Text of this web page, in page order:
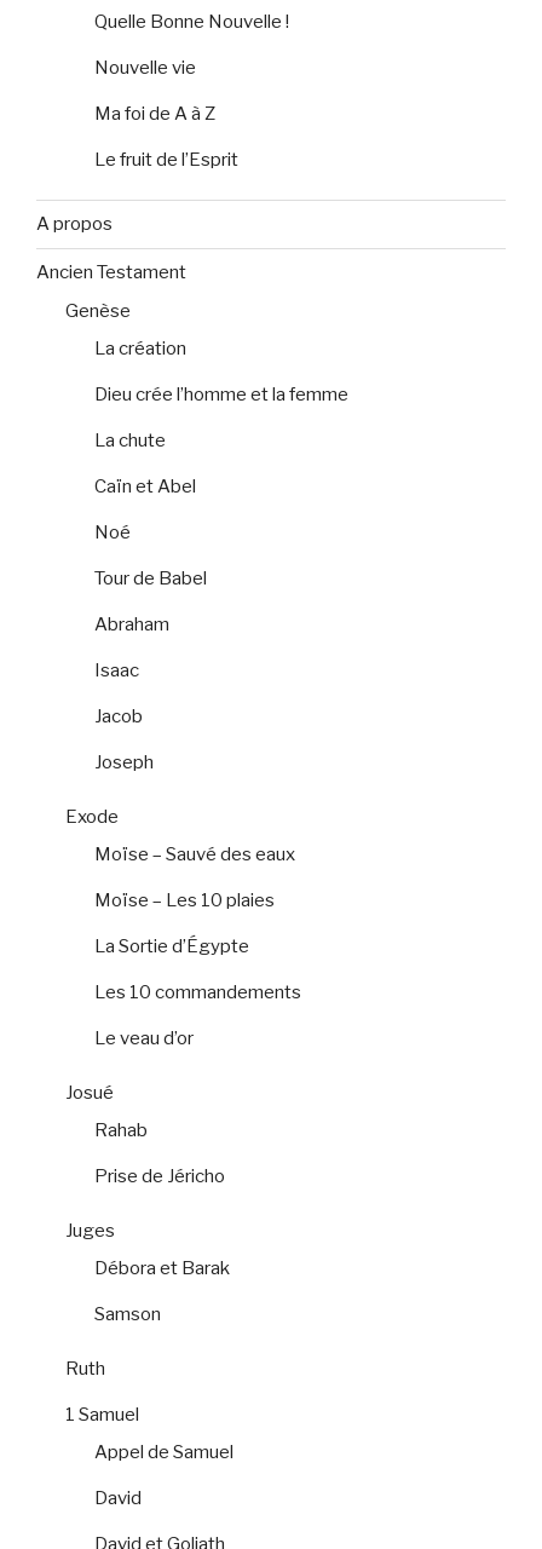
Quelle Bonne Nouvelle !
Nouvelle vie
Ma foi de A à Z
Le fruit de l’Esprit
A propos
Ancien Testament
Genèse
La création
Dieu crée l’homme et la femme
La chute
Caïn et Abel
Noé
Tour de Babel
Abraham
Isaac
Jacob
Joseph
Exode
Moïse – Sauvé des eaux
Moïse – Les 10 plaies
La Sortie d’Égypte
Les 10 commandements
Le veau d’or
Josué
Rahab
Prise de Jéricho
Juges
Débora et Barak
Samson
Ruth
1 Samuel
Appel de Samuel
David
David et Goliath